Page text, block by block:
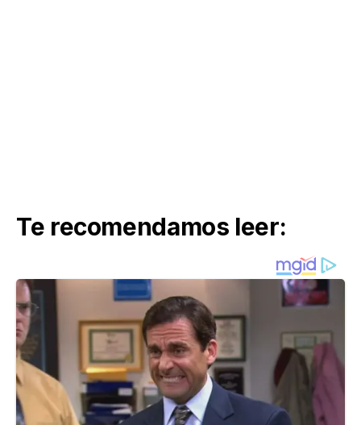
Te recomendamos leer: